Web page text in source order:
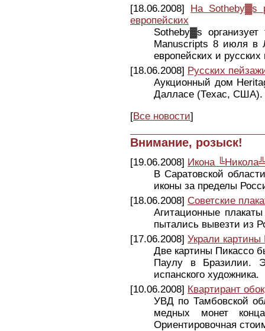
[18.06.2008]
На Sotheby▓s
европейских
Sotheby▓s
Manuscripts 8 июля в
европейских и русских
[18.06.2008] Русских
Аукционный дом
Далласе (Техас, США).
[Все новости]
Внимание, розыск!
[19.06.2008] Икона
В Саратовской
иконы за пределы
[18.06.2008] Советские
Агитационные
пытались вывезти из
[17.06.2008] Украли картины
Две картины Пикассо
Паулу в Бразилии.
испанского художника.
[10.06.2008] Квартирант
УВД по Тамбовской
медных монет
Ориентировочная